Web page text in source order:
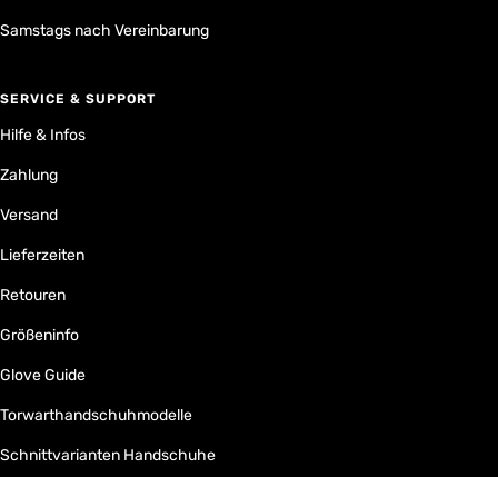
Samstags nach Vereinbarung
SERVICE & SUPPORT
Hilfe & Infos
Zahlung
Versand
Lieferzeiten
Retouren
Größeninfo
Glove Guide
Torwarthandschuhmodelle
Schnittvarianten Handschuhe